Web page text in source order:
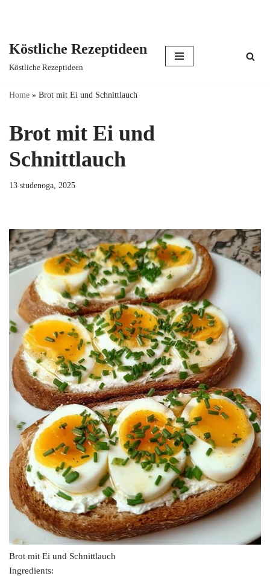
content
Köstliche Rezeptideen
Köstliche Rezeptideen
Home » Brot mit Ei und Schnittlauch
Brot mit Ei und
Schnittlauch
13 studenoga, 2025
Brot mit Ei und Schnittlauch
Ingredients: